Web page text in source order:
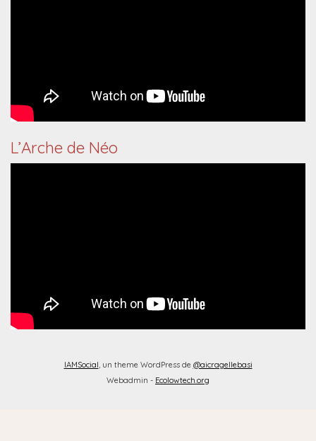
L’Arche de Néo
IAMSocial, un theme WordPress de @aicragellebasi
Webadmin - Ecolowtech.org